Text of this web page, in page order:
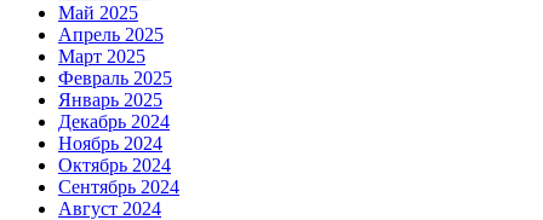
Май 2025
Апрель 2025
Март 2025
Февраль 2025
Январь 2025
Декабрь 2024
Ноябрь 2024
Октябрь 2024
Сентябрь 2024
Август 2024